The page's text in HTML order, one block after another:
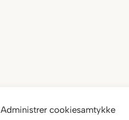
Administrer cookiesamtykke